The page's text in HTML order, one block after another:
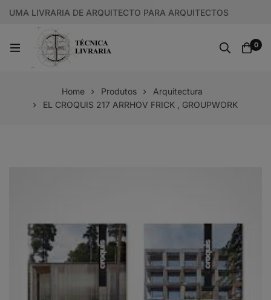
UMA LIVRARIA DE ARQUITECTO PARA ARQUITECTOS
0
Home Produtos
Arquitectura
EL CROQUIS 217 ARRHOV FRICK , GROUPWORK